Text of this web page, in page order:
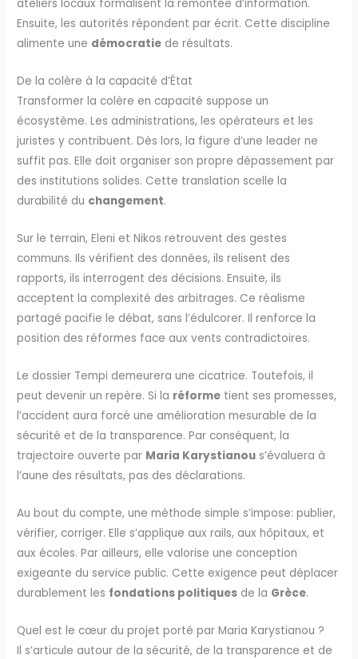
ateliers locaux formalisent la remontée d’information.
Ensuite, les autorités répondent par écrit. Cette discipline
alimente une démocratie de résultats.
De la colère à la capacité d’État
Transformer la colère en capacité suppose un
écosystème. Les administrations, les opérateurs et les
juristes y contribuent. Dès lors, la figure d’une leader ne
suffit pas. Elle doit organiser son propre dépassement par
des institutions solides. Cette translation scelle la
durabilité du changement.
Sur le terrain, Eleni et Nikos retrouvent des gestes
communs. Ils vérifient des données, ils relisent des
rapports, ils interrogent des décisions. Ensuite, ils
acceptent la complexité des arbitrages. Ce réalisme
partagé pacifie le débat, sans l’édulcorer. Il renforce la
position des réformes face aux vents contradictoires.
Le dossier Tempi demeurera une cicatrice. Toutefois, il
peut devenir un repère. Si la réforme tient ses promesses,
l’accident aura forcé une amélioration mesurable de la
sécurité et de la transparence. Par conséquent, la
trajectoire ouverte par Maria Karystianou s’évaluera à
l’aune des résultats, pas des déclarations.
Au bout du compte, une méthode simple s’impose: publier,
vérifier, corriger. Elle s’applique aux rails, aux hôpitaux, et
aux écoles. Par ailleurs, elle valorise une conception
exigeante du service public. Cette exigence peut déplacer
durablement les fondations politiques de la Grèce.
Quel est le cœur du projet porté par Maria Karystianou ?
Il s’articule autour de la sécurité, de la transparence et de